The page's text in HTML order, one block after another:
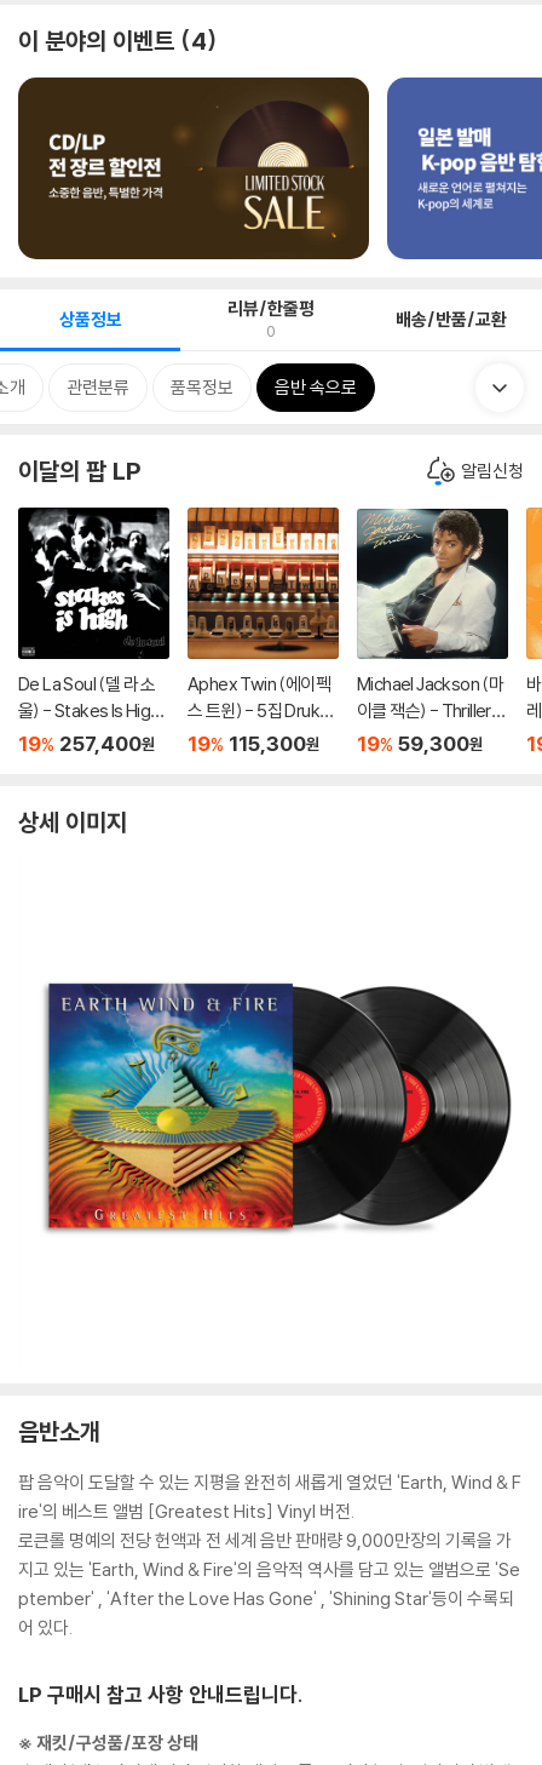
이 분야의 이벤트 4
상품정보 리뷰/한줄평
0 배송/반품/교환
개 관련분류 품목정보 음반 속으로
이달의 팝 LP 알림신청
De La Soul (델 라 소
울) - Stakes Is High
[컬러 4LP]
19% 257,400원
Aphex Twin (에이펙
스 트윈) - 5집 Drukqs
[4LP]
19% 115,300원
Michael Jackson (마
이클 잭슨) - Thriller
[레드 앤 블랙 마블 LP]
19% 59,300원
상세 이미지
음반소개
팝 음악이 도달할 수 있는 지평을 완전히 새롭게 열었던 'Earth, Wind & F
ire'의 베스트 앨범 [Greatest Hits] Vinyl 버전.
로큰롤 명예의 전당 헌액과 전 세계 음반 판매량 9,000만장의 기록을 가
지고 있는 'Earth, Wind & Fire'의 음악적 역사를 담고 있는 앨범으로 'Se
ptember' , 'After the Love Has Gone' , 'Shining Star'등이 수록되
어 있다.
LP 구매시 참고 사항 안내드립니다.
※ 재킷/구성품/포장 상태